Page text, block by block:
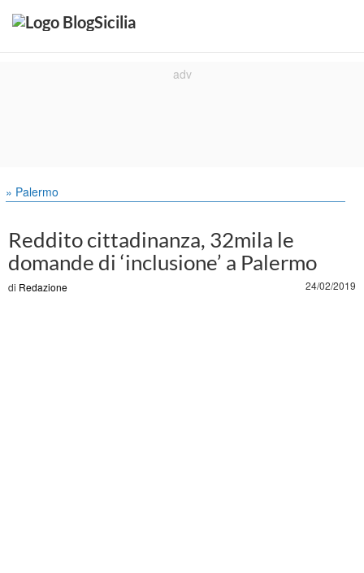
» Palermo
Reddito cittadinanza, 32mila le
domande di ‘inclusione’ a Palermo
di Redazione 24/02/2019